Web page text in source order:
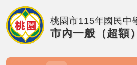
桃園市115年國民中
市內一般（超額